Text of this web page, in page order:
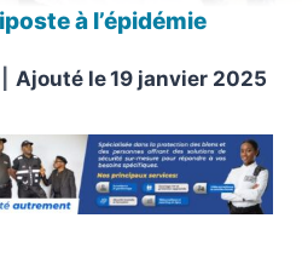
à l’épidémie
Ajouté le19 janvier 2025